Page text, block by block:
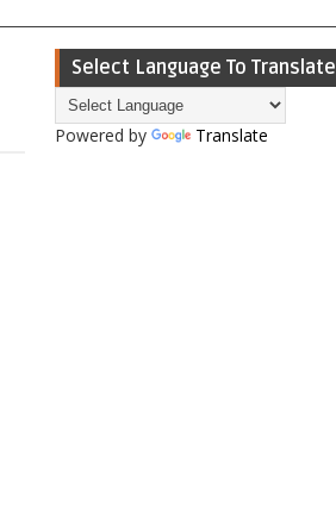
Select Language To Translate
Powered by Translate